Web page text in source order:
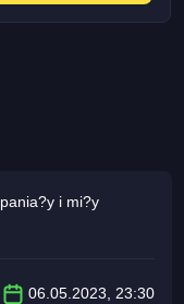
i mi?y
06.05.2023, 23:30